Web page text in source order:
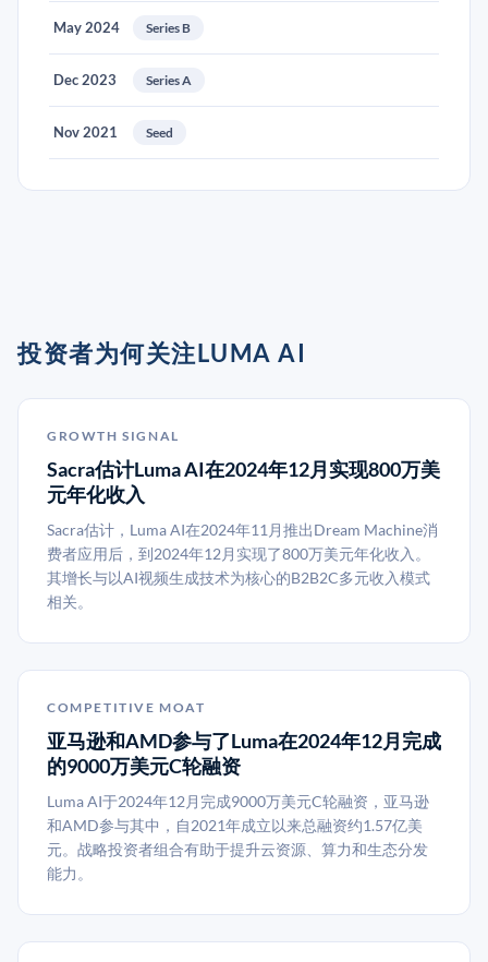
May 2024 Series B
Dec 2023 Series A
Nov 2021 Seed
投资者为何关注LUMA AI
GROWTH SIGNAL
Sacra估计Luma AI在2024年12月实现800万美
元年化收入
Sacra估计，Luma AI在2024年11月推出Dream Machine消
费者应用后，到2024年12月实现了800万美元年化收入。
其增长与以AI视频生成技术为核心的B2B2C多元收入模式
相关。
COMPETITIVE MOAT
亚马逊和AMD参与了Luma在2024年12月完成
的9000万美元C轮融资
Luma AI于2024年12月完成9000万美元C轮融资，亚马逊
和AMD参与其中，自2021年成立以来总融资约1.57亿美
元。战略投资者组合有助于提升云资源、算力和生态分发
能力。